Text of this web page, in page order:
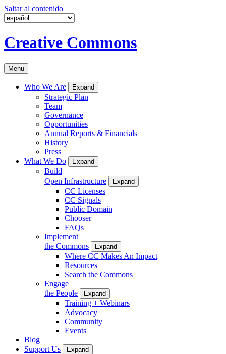
Saltar al contenido
Creative Commons
Menu
Who We Are Expand
Strategic Plan
Team
Governance
Opportunities
Annual Reports & Financials
History
Press
What We Do
Expand
Build
Open Infrastructure
Expand
CC Licenses
CC Signals
Public Domain
Chooser
FAQs
Implement
the Commons
Expand
Where CC Makes An Impact
Resources
Search the Commons
Engage
the People
Expand
Training + Webinars
Advocacy
Community
Events
Blog
Support Us
Expand